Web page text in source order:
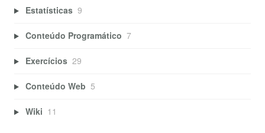
Estatísticas 9
Conteúdo Programático 7
Exercícios 29
Conteúdo Web 5
Wiki 11